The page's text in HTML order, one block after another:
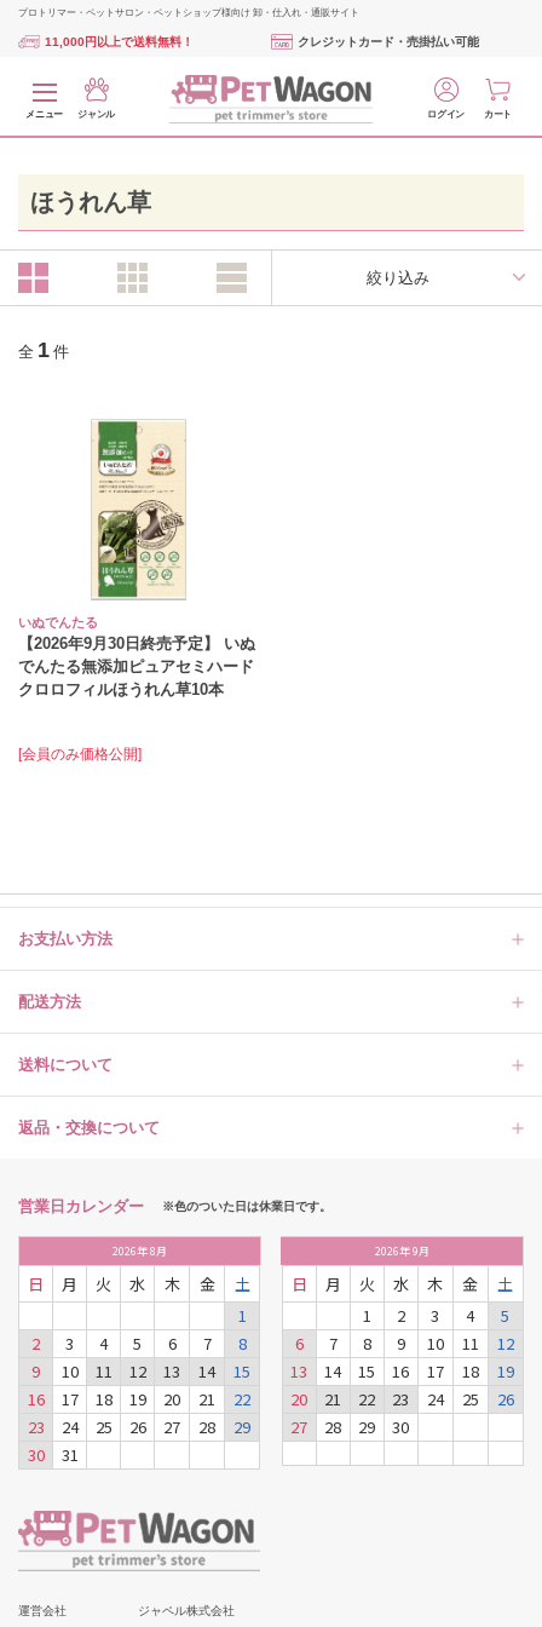
プロトリマー・ペットサロン・ペットショップ様向け 卸・仕入れ・通販サイト
11,000円以上で送料無料！ クレジットカード・売掛払い可能
メニュー ジャンル ログイン カート
ほうれん草
絞り込み
全 1 件
いぬでんたる
【2026年9月30日終売予定】 いぬ
でんたる無添加ピュアセミハード
クロロフィルほうれん草10本
[会員のみ価格公開]
お支払い方法
配送方法
送料について
返品・交換について
営業日カレンダー ※色のついた日は休業日です。
2026年8月
日 月 火 水 木 金
土
1
2
3 4 5 6 7
8
9
10 11 12 13 14
15
16
17 18 19 20 21
22
23
24 25 26 27 28
29
30
31
2026年9月
日 月 火 水 木 金
土
1
2 3 4
5
6
7 8 9 10 11
12
13
14 15 16 17 18
19
20
21 22 23 24 25
26
27
28 29 30
運営会社 ジャペル株式会社